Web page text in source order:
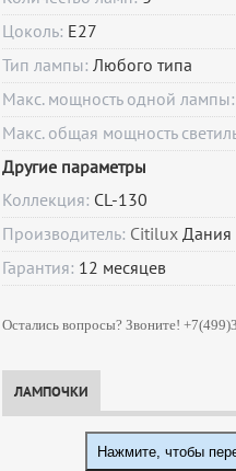
Цоколь: E27
Тип лампы:Любого типа
Макс. мощность одной лампы:
Макс. общая мощность
Другие параметры
Коллекция: CL-130
Производитель: Citilux Дания
Гарантия: 12 месяцев
Остались вопросы? Звоните!
ЛАМПОЧКИ
Нажмите, чтобы